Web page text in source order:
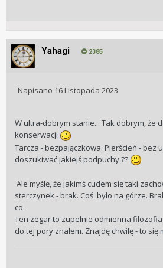
Yahagi 2385
Napisano 16 Listopada 2023
W ultra-dobrym stanie... Tak dobrym, że
konserwacji
Tarcza - bezpajączkowa. Pierścień - bez
doszukiwać jakiejś podpuchy ??
Ale myślę, że jakimś cudem się taki
sterczynek - brak. Coś było na górze.
co.
Ten zegar to zupełnie odmienna
do tej pory znałem. Znajdę chwilę - to się